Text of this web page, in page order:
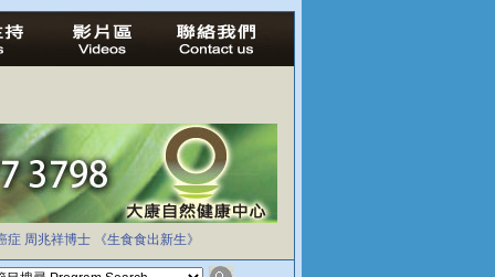
症 周兆祥博士 《生食食出新生》